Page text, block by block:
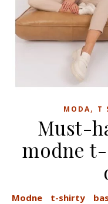
MODA, T
Must-
modne
Modne t-shirty